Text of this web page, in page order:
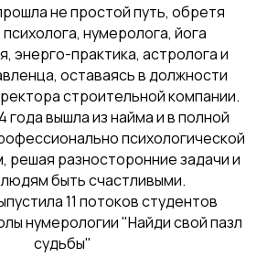
не простой путь, обретя
нумеролога, йога
энерго-практика, астролога и
оставаясь в должности
строительной компании.
года вышла из найма и в полной
психологической
разносторонние задачи и
быть счастливыми.
11 потоков студентов
нумерологии "Найди свой пазл
судьбы"